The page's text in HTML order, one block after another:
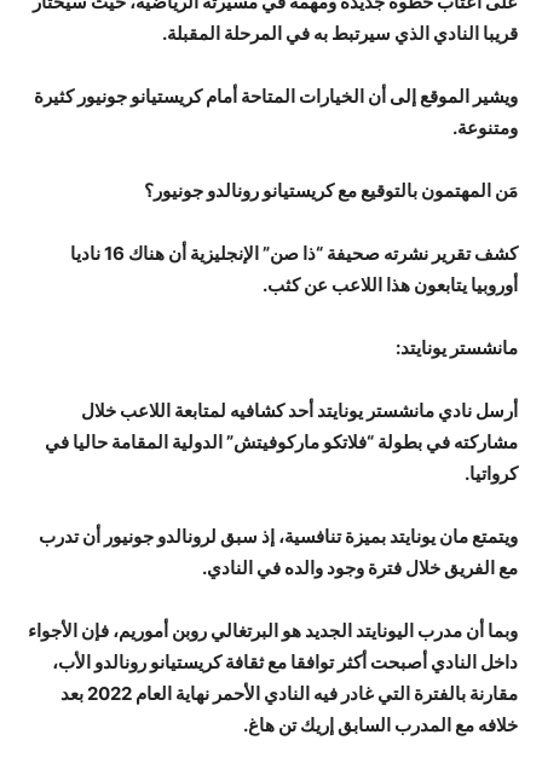
قريبا النادي الذي سيرتبط به في المرحلة المقبلة.
ويشير الموقع إلى أن الخيارات المتاحة أمام كريستيانو جونيور كثيرة
ومتنوعة.
مَن المهتمون بالتوقيع مع كريستيانو رونالدو جونيور؟
كشف تقرير نشرته صحيفة “ذا صن” الإنجليزية أن هناك 16 ناديا
أوروبيا يتابعون هذا اللاعب عن كثب.
مانشستر يونايتد:
أرسل نادي مانشستر يونايتد أحد كشافيه لمتابعة اللاعب خلال
مشاركته في بطولة “فلاتكو ماركوفيتش” الدولية المقامة حاليا في
كرواتيا.
ويتمتع مان يونايتد بميزة تنافسية، إذ سبق لرونالدو جونيور أن تدرب
مع الفريق خلال فترة وجود والده في النادي.
وبما أن مدرب اليونايتد الجديد هو البرتغالي روبن أموريم، فإن الأجواء
داخل النادي أصبحت أكثر توافقا مع ثقافة كريستيانو رونالدو الأب،
مقارنة بالفترة التي غادر فيه النادي الأحمر نهاية العام 2022 بعد
خلافه مع المدرب السابق إريك تن هاغ.